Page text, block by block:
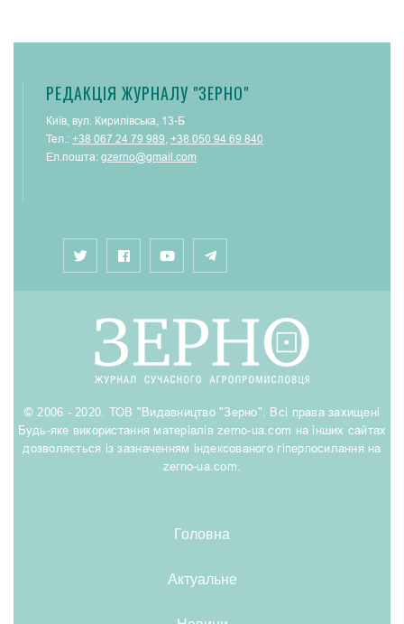
РЕДАКЦІЯ ЖУРНАЛУ "ЗЕРНО"
Київ, вул. Кирилівська, 13-Б
Тел.: +38 067 24 79 989, +38 050 94 69 840
Ел.пошта: gzerno@gmail.com
© 2006 - 2020. ТОВ "Видавництво "Зерно". Всі права захищені
Будь-яке використання матеріалів zerno-ua.com на інших сайтах
дозволяється із зазначенням індексованого гіперпосилання на
zerno-ua.com.
Головна
Актуальне